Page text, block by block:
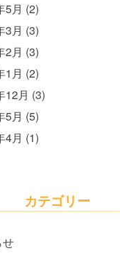
5月 (2)
3月 (3)
2月 (3)
1月 (2)
12月 (3)
5月 (5)
4月 (1)
カテゴリー
せ